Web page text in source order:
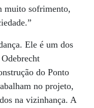
muito sofrimento,
Ele é um dos
do Ponto
no projeto,
na vizinhança. A